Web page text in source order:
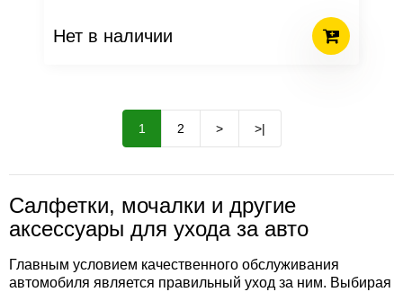
Нет в наличии
1 2 > >|
Салфетки, мочалки и другие
аксессуары для ухода за авто
Главным условием качественного обслуживания
автомобиля является правильный уход за ним. Выбирая